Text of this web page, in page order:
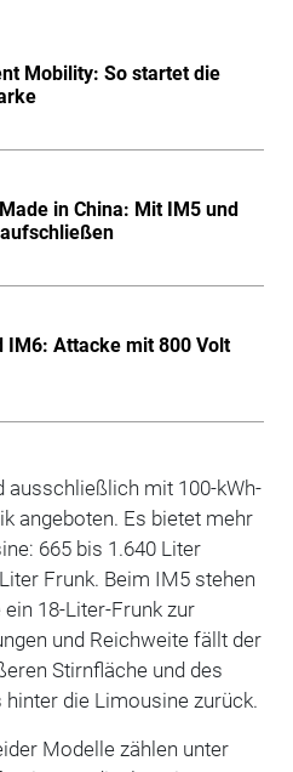
Mobility: So startet die
in China: Mit IM5 und
IM6: Attacke mit 800 Volt
ausschließlich mit 100-kWh-
angeboten. Es bietet mehr
665 bis 1.640 Liter
Frunk. Beim IM5 stehen
18-Liter-Frunk zur
und Reichweite fällt der
Stirnfläche und des
die Limousine zurück.
Modelle zählen unter